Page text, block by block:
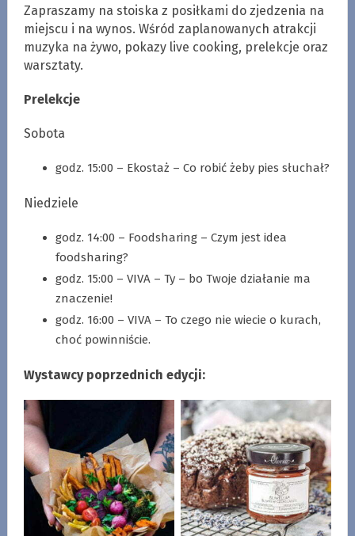
Zapraszamy na stoiska z posiłkami do zjedzenia na
miejscu i na wynos. Wśród zaplanowanych atrakcji
muzyka na żywo, pokazy live cooking, prelekcje oraz
warsztaty.
Prelekcje
Sobota
godz. 15:00 – Ekostaż – Co robić żeby pies słuchał?
Niedziele
godz. 14:00 – Foodsharing – Czym jest idea
foodsharing?
godz. 15:00 – VIVA – Ty – bo Twoje działanie ma
znaczenie!
godz. 16:00 – VIVA – To czego nie wiecie o kurach,
choć powinniście.
Wystawcy poprzednich edycji: